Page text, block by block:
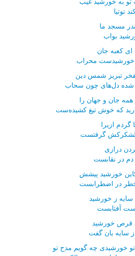
توتیا
مسجد ما
بواب
ای كعبه جان
خورشیدست محراب
تبریز شمس دین
شده دل‌های چون سحاب
همه جان و جهان را
كه خوش تیغ كشیده‌ست
گردم ازیرا
لشكركش گرفتست
درازی
در نقابست
خورشید پیشش
در اضطرابست
سایه ز خورشید
آفتابست
قرص خورشید
سایه بان گفت
خورشیدی چه گویم مدح تو